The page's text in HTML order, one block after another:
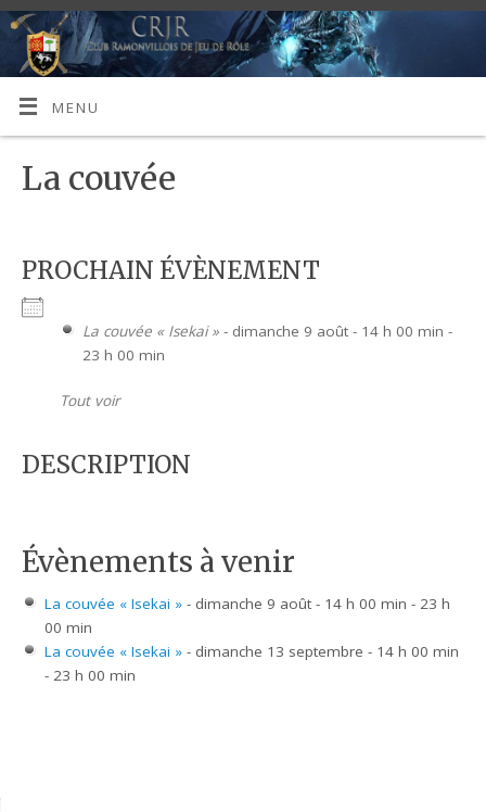
MENU
La couvée
PROCHAIN ÉVÈNEMENT
La couvée « Isekai »- dimanche 9 août - 14 h 00 min -
23 h 00 min
Tout voir
DESCRIPTION
Évènements à venir
La couvée « Isekai »- dimanche 9 août - 14 h 00 min - 23 h
00 min
La couvée « Isekai »- dimanche 13 septembre - 14 h 00 min
- 23 h 00 min